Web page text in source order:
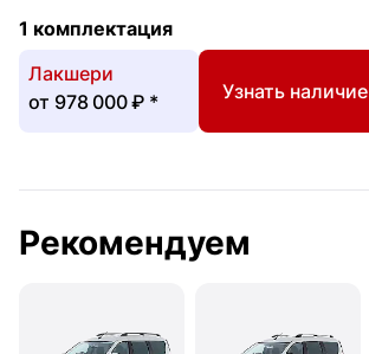
1 комплектация
Лакшери
от 978 000 ₽ * Узнать наличие
Рекомендуем